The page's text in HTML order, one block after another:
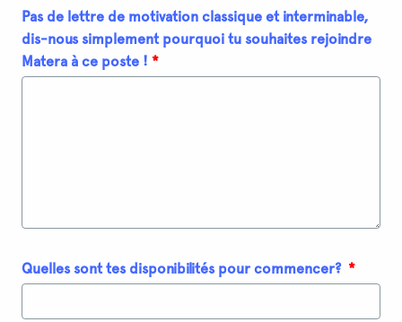
Pas de lettre de motivation classique et interminable,
dis-nous simplement pourquoi tu souhaites rejoindre
Matera à ce poste ! *
Quelles sont tes disponibilités pour commencer? *